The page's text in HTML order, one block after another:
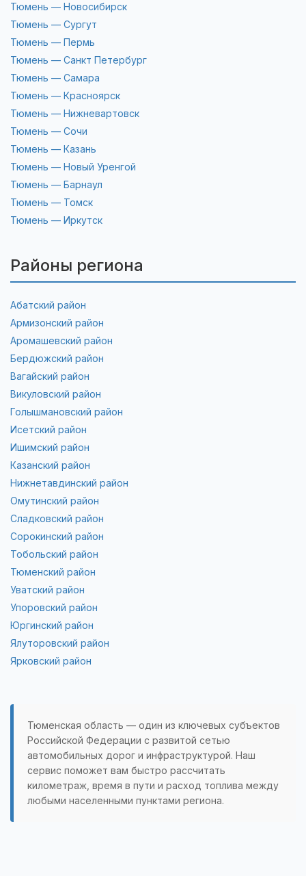
Тюмень — Новосибирск
Тюмень — Сургут
Тюмень — Пермь
Тюмень — Санкт Петербург
Тюмень — Самара
Тюмень — Красноярск
Тюмень — Нижневартовск
Тюмень — Сочи
Тюмень — Казань
Тюмень — Новый Уренгой
Тюмень — Барнаул
Тюмень — Томск
Тюмень — Иркутск
Районы региона
Абатский район
Армизонский район
Аромашевский район
Бердюжский район
Вагайский район
Викуловский район
Голышмановский район
Исетский район
Ишимский район
Казанский район
Нижнетавдинский район
Омутинский район
Сладковский район
Сорокинский район
Тобольский район
Тюменский район
Уватский район
Упоровский район
Юргинский район
Ялуторовский район
Ярковский район
Тюменская область — один из ключевых субъектов
Российской Федерации с развитой сетью
автомобильных дорог и инфраструктурой. Наш
сервис поможет вам быстро рассчитать
километраж, время в пути и расход топлива между
любыми населенными пунктами региона.